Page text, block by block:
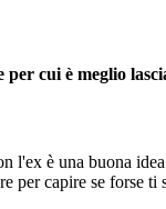
per cui è meglio
l'ex è una buona
per capire se forse ti